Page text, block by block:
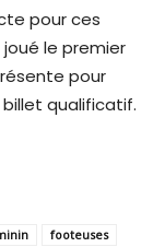
pour ces
joué le premier
pour
billet qualificatif.
footeuses